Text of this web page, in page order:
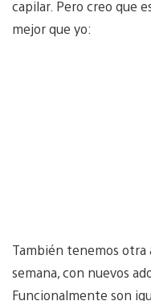
capilar. Pero creo que
mejor que yo:
También tenemos otra
semana, con nuevos
Funcionalmente son